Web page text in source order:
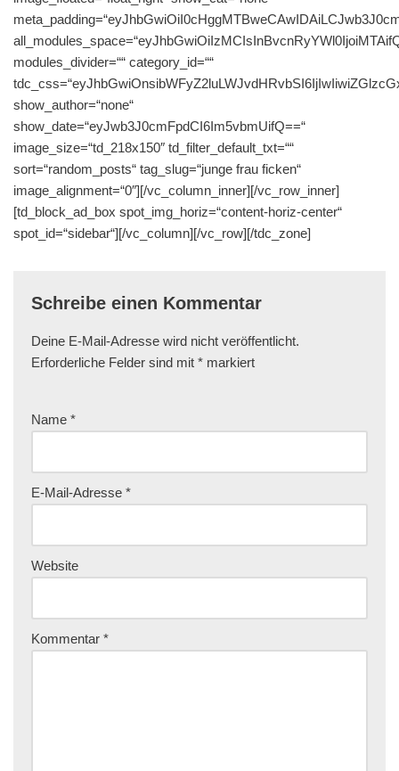
Schreibe einen Kommentar
Deine E-Mail-Adresse wird nicht veröffentlicht.
Erforderliche Felder sind mit * markiert
Name *
E-Mail-Adresse *
Website
Kommentar *